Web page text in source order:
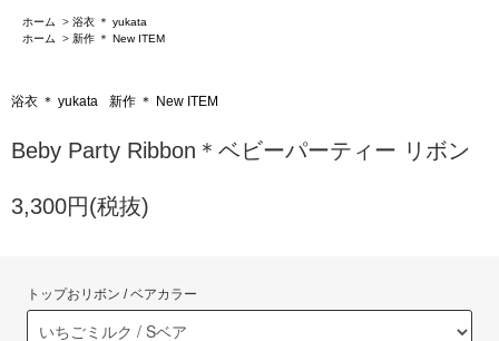
ホーム > 浴衣 ＊ yukata
ホーム
> 新作 ＊ New ITEM
浴衣 ＊ yukata 新作 ＊ New ITEM
Beby Party Ribbon＊ベビーパーティー リボン
3,300円(税抜)
トップおリボン / ベアカラー